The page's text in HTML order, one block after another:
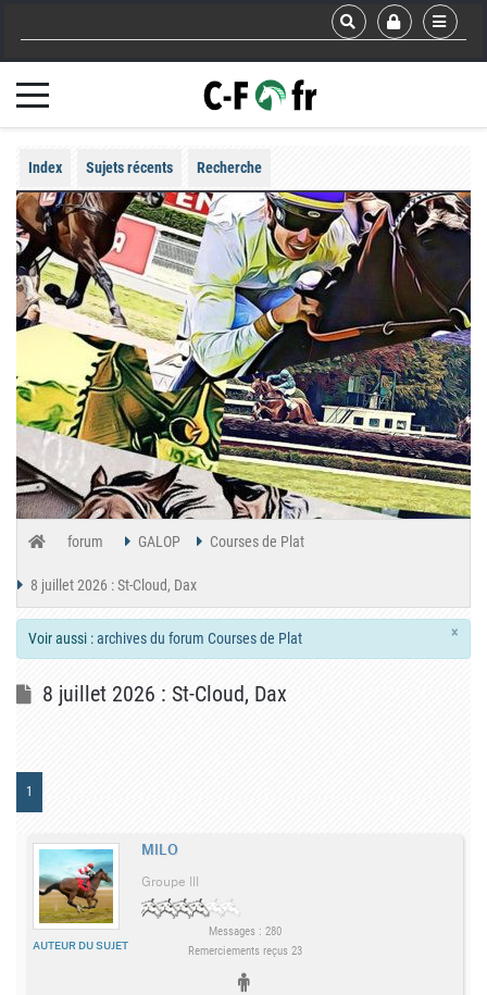
Index Sujets récents Recherche
forum GALOP Courses de Plat
8 juillet 2026 : St-Cloud, Dax
×
Voir aussi :archives du forum Courses de Plat
8 juillet 2026 : St-Cloud, Dax
1
MILO
AUTEUR DU SUJET
Groupe III
Messages : 280
Remerciements reçus 23